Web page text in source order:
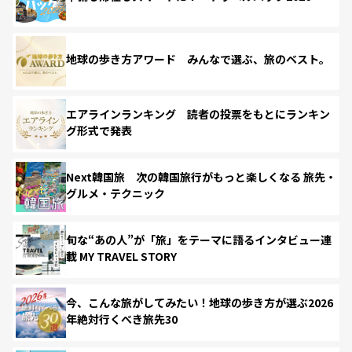
地球の歩き方アワード みんなで選ぶ、旅のベスト。
エアラインランキング 読者の投票をもとにランキン
グ形式で発表
Next韓国旅 次の韓国旅行がもっと楽しくなる 旅先・
グルメ・テクニック
旬な“あの人”が「旅」をテーマに語るインタビュー連
載 MY TRAVEL STORY
今、こんな旅がしてみたい！地球の歩き方が選ぶ2026
年絶対行くべき旅先30